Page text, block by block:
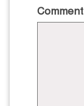
Comment